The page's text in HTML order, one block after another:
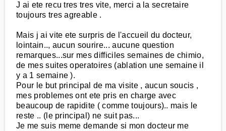
J ai ete recu tres tres vite, merci a la secretaire
toujours tres agreable .
Mais j ai vite ete surpris de l'accueil du docteur,
lointain.., aucun sourire... aucune question
remarques...sur mes difficiles semaines de chimio,
de mes suites operatoires (ablation une semaine il
y a 1 semaine ).
Pour le but principal de ma visite , aucun soucis ,
mes problemes ont ete pris en charge avec
beaucoup de rapidite ( comme toujours).. mais le
reste .. (le principal) ne suit pas...
Je me suis meme demande si mon docteur me